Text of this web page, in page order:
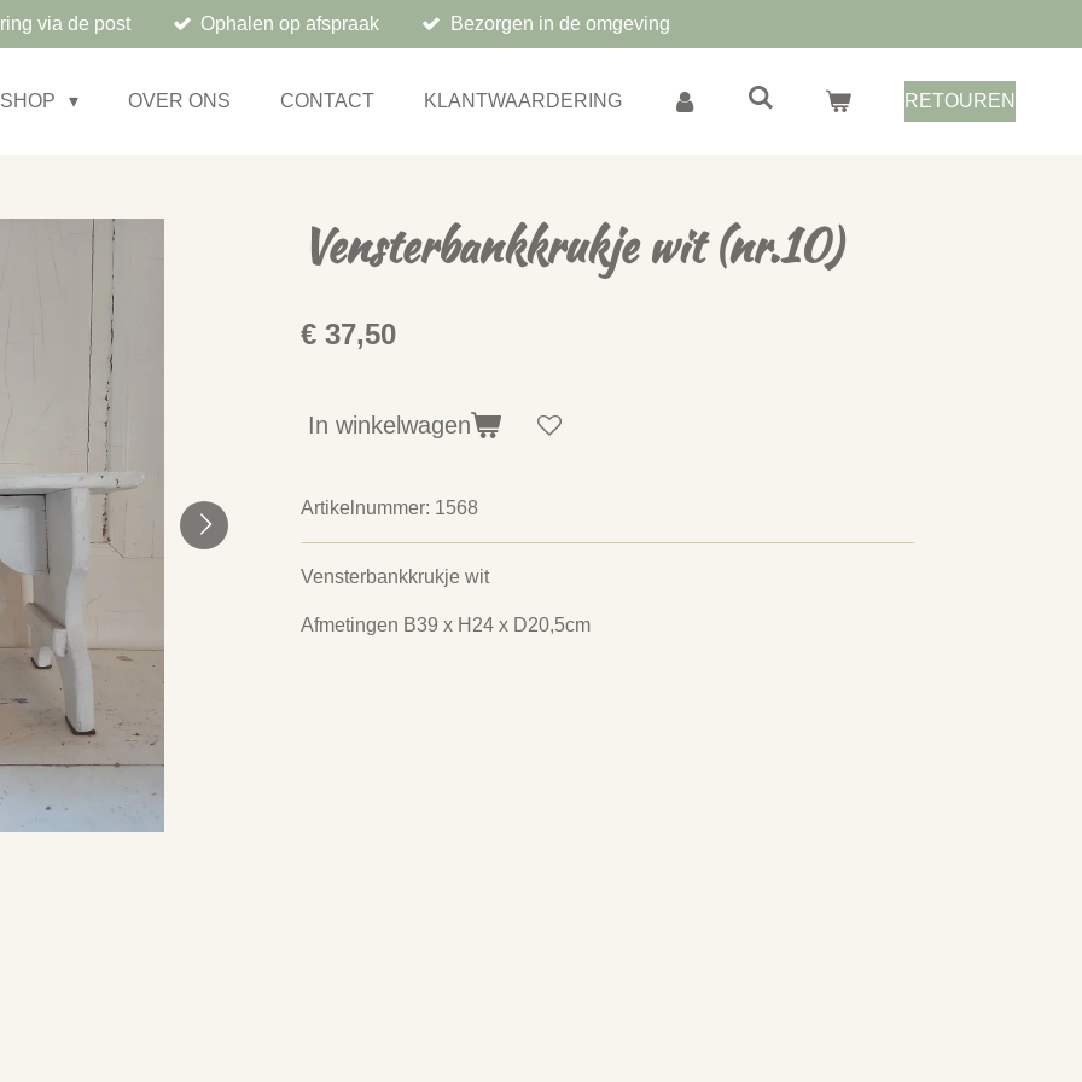
via de post Ophalen op afspraak Bezorgen in de omgeving
OVER ONS CONTACT KLANTWAARDERING RETOUREN
Vensterbankkrukje wit (nr.10)
€ 37,50
In winkelwagen
Artikelnummer: 1568
Vensterbankkrukje wit
Afmetingen B39 x H24 x D20,5cm